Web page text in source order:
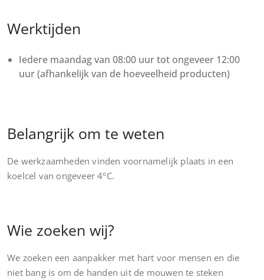
Werktijden
Iedere maandag van 08:00 uur tot ongeveer 12:00
uur (afhankelijk van de hoeveelheid producten)
Belangrijk om te weten
De werkzaamheden vinden voornamelijk plaats in een
koelcel van ongeveer 4°C.
Wie zoeken wij?
We zoeken een aanpakker met hart voor mensen en die
niet bang is om de handen uit de mouwen te steken